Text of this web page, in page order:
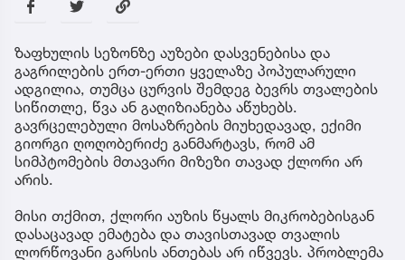
ზაფხულის სეზონზე აუზები დასვენებისა და
გაგრილების ერთ-ერთი ყველაზე პოპულარული
ადგილია, თუმცა ცურვის შემდეგ ბევრს თვალების
სიწითლე, წვა ან გაღიზიანება აწუხებს.
გავრცელებული მოსაზრების მიუხედავად, ექიმი
გიორგი ღოღობერიძე განმარტავს, რომ ამ
სიმპტომების მთავარი მიზეზი თავად ქლორი არ
არის.
მისი თქმით, ქლორი აუზის წყალს მიკრობებისგან
დასაცავად ემატება და თავისთავად თვალის
ლორწოვანი გარსის ანთებას არ იწვევს. პრობლემა